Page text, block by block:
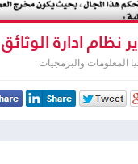
نظام ادارة
العمل و
المعلومات والبرمجيات